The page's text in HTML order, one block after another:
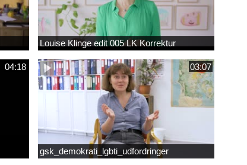
Louise Klinge edit 005 LK Korrektur
04:18 03:07
gsk_demokrati_lgbti_udfordringer